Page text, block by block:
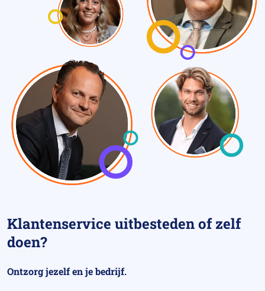
Klantenservice uitbesteden of zelf
doen?
Ontzorg jezelf en je bedrijf.